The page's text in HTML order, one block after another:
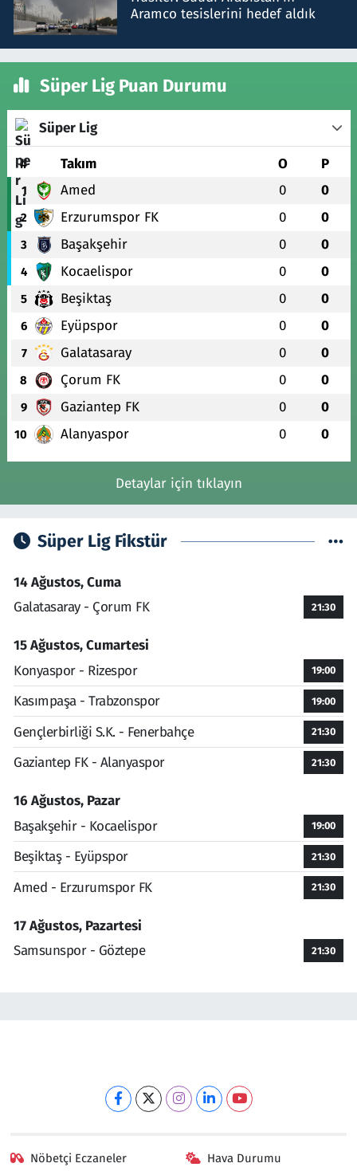
Aramco tesislerini hedef aldık
Süper Lig Puan Durumu
Süper Lig
# Takım O P
1 Amed 0 0
2 Erzurumspor FK 0 0
3 Başakşehir 0 0
4 Kocaelispor 0 0
5 Beşiktaş 0 0
6 Eyüpspor 0 0
7 Galatasaray 0 0
8 Çorum FK 0 0
9 Gaziantep FK 0 0
10 Alanyaspor 0 0
Detaylar için tıklayın
Süper Lig Fikstür
14 Ağustos, Cuma
Galatasaray - Çorum FK
21:30
15 Ağustos, Cumartesi
Konyaspor - Rizespor
19:00
Kasımpaşa - Trabzonspor 19:00
Gençlerbirliği S.K. - Fenerbahçe 21:30
Gaziantep FK - Alanyaspor 21:30
16 Ağustos, Pazar
Başakşehir - Kocaelispor
19:00
Beşiktaş - Eyüpspor 21:30
Amed - Erzurumspor FK 21:30
17 Ağustos, Pazartesi
Samsunspor - Göztepe
21:30
Nöbetçi Eczaneler Hava Durumu